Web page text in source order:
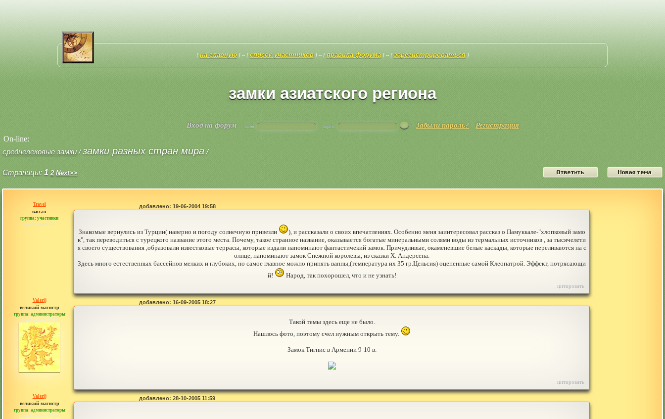
[ на главную] -- [ список участников] -- [ правила форума] -- [ зарегистрироваться]
замки азиатского региона
Вход на форум логин пароль Забыли пароль? Регистрация
On-line:
средневековые замки /замки разных стран мира/
Страницы: 1 2 Next>>
Travel
вассал
группа: участники
сообщений: 62
добавлено: 19-06-2004 19:58
Знакомые вернулись из Турции( наверно и погоду солнечную привезли
), и рассказали о своих впечатлениях. Особенно меня заинтересовал рассказ о Памуккале-"хлопковый замо
к", так переводиться с турецкого название этого места. Почему, такое странное название, оказывается богатые минеральными солями воды из термальных источников , за тысячелети
я своего существования ,образовали известковые террасы, которые издали напоминают фантастичекий замок. Причудливые, окаменевшие белые каскады, которые переливаются на с
олнце, напоминают замок Снежной королевы, из сказки Х. Андерсена.
Здесь много естественных бассейнов мелких и глубоких, но самое главное можно принять ванны,(температура их 35 гр.Цельсия) оцененные самой Клеопатрой. Эффект, потрясающи
й!
Народ, так похорошел, что и не узнать!
цитировать
Valerij
великий магистр
группа: администраторы
сообщений: 3753
добавлено: 16-09-2005 18:27
Такой темы здесь еще не было.
Нашлось фото, поэтому счел нужным открыть тему.
Замок Тигнис в Армении 9-10 в.
цитировать
Valerij
великий магистр
группа: администраторы
сообщений: 3753
добавлено: 28-10-2005 11:59